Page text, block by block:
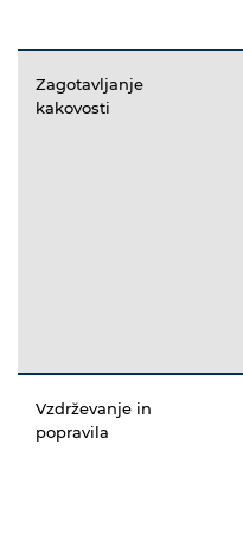
Zagotavljanje
kakovosti
Vzdrževanje in
popravila